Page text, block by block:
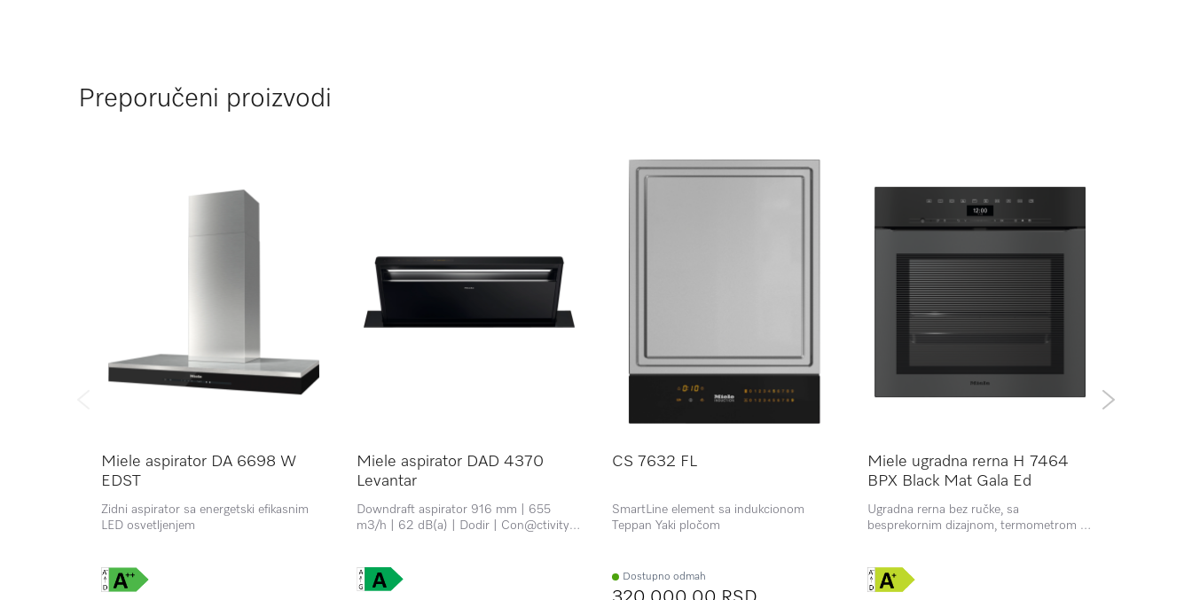
Preporučeni proizvodi
Miele aspirator DA 6698 W
EDST
Zidni aspirator sa energetski efikasnim
LED osvetljenjem
Miele aspirator DAD 4370
Levantar
Downdraft aspirator 916 mm | 655
m3/h | 62 dB(a) | Dodir | Con@ctivity |
CS 7632 FL
SmartLine element sa indukcionom
Teppan Yaki pločom
Dostupno odmah
Miele ugradna rerna H 7464
BPX Black Mat Gala Ed
Ugradna rerna bez ručke, sa
besprekornim dizajnom, termometrom za